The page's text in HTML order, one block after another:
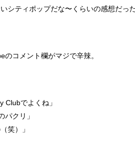
シティポップだな〜くらいの感想だった
コメント欄がマジで辛辣。
Clubでよくね」
パクリ」
笑）」